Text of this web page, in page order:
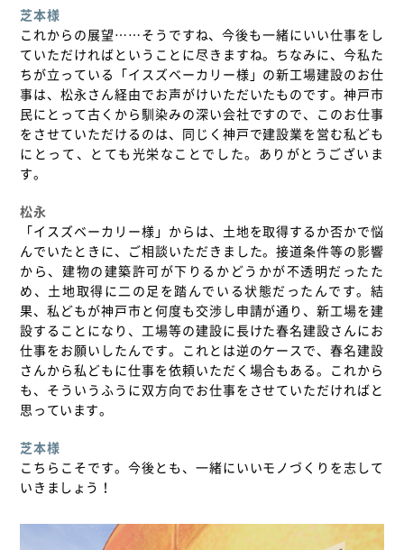
芝本様
これからの展望……そうですね、今後も一緒にいい仕事をし
ていただければということに尽きますね。ちなみに、今私た
ちが立っている「イスズベーカリー様」の新工場建設のお仕
事は、松永さん経由でお声がけいただいたものです。神戸市
民にとって古くから馴染みの深い会社ですので、このお仕事
をさせていただけるのは、同じく神戸で建設業を営む私ども
にとって、とても光栄なことでした。ありがとうございま
す。
松永
「イスズベーカリー様」からは、土地を取得するか否かで悩
んでいたときに、ご相談いただきました。接道条件等の影響
から、建物の建築許可が下りるかどうかが不透明だったた
め、土地取得に二の足を踏んでいる状態だったんです。結
果、私どもが神戸市と何度も交渉し申請が通り、新工場を建
設することになり、工場等の建設に長けた春名建設さんにお
仕事をお願いしたんです。これとは逆のケースで、春名建設
さんから私どもに仕事を依頼いただく場合もある。これから
も、そういうふうに双方向でお仕事をさせていただければと
思っています。
芝本様
こちらこそです。今後とも、一緒にいいモノづくりを志して
いきましょう！